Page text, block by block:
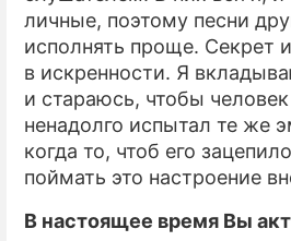
личные, поэтому песни
исполнять проще. Секрет
в искренности. Я
и стараюсь, чтобы
ненадолго испытал те же
когда то, чтоб его
поймать это настроение
В настоящее время Вы